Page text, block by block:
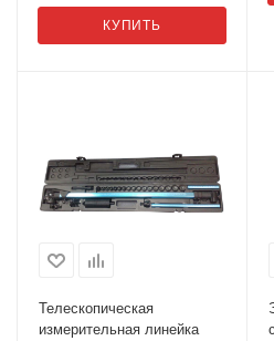
КУПИТЬ
Телескопическая
измерительная линейка